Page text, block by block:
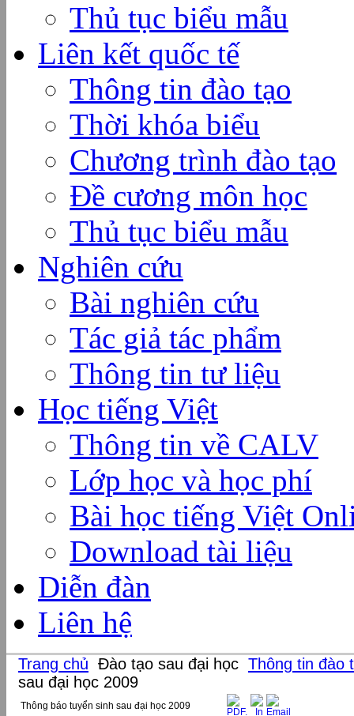
Thủ tục biểu mẫu
Liên kết quốc tế
Thông tin đào tạo
Thời khóa biểu
Chương trình đào tạo
Đề cương môn học
Thủ tục biểu mẫu
Nghiên cứu
Bài nghiên cứu
Tác giả tác phẩm
Thông tin tư liệu
Học tiếng Việt
Thông tin về CALV
Lớp học và học phí
Bài học tiếng Việt
Download tài liệu
Diễn đàn
Liên hệ
Trang chủ Đào tạo sau đại học Thông tin đào
sau đại học 2009
Thông báo tuyển sinh sau đại học 2009